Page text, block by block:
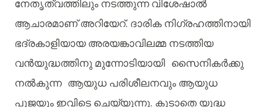
നേതൃത്വത്തിലും നടത്തുന്ന വിശേഷാൽ
ആചാരമാണ് അറിയേറ്. ദാരിക നിഗ്രഹത്തിനായി
ഭദ്രകാളിയായ അരയങ്കാവിലമ്മ നടത്തിയ
വൻയുദ്ധത്തിനു മുന്നോടിയായി സൈനികർക്കു
നൽകുന്ന ആയുധ പരിശീലനവും ആയുധ
പൂജയും ഇവിടെ ചെയ്യുന്നു. കൂടാതെ യുദ്ധ